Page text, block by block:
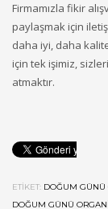
Firmamızla fikir
paylaşmak için
daha iyi, daha
için tek işimiz,
atmaktır.
ETIKET: DOĞUM GÜNÜ
DOĞUM GÜNÜ